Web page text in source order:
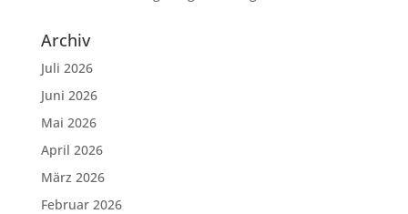
Archiv
Juli 2026
Juni 2026
Mai 2026
April 2026
März 2026
Februar 2026